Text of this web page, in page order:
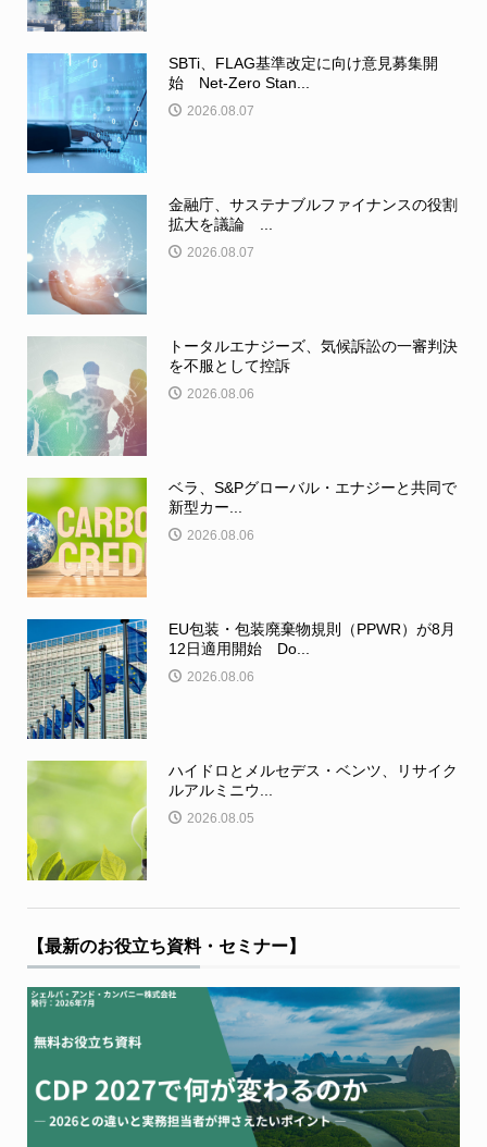
SBTi、FLAG基準改定に向け意見募集開
始 Net-Zero Stan...
2026.08.07
金融庁、サステナブルファイナンスの役割
拡大を議論 ...
2026.08.07
トータルエナジーズ、気候訴訟の一審判決
を不服として控訴
2026.08.06
ベラ、S&Pグローバル・エナジーと共同で
新型カー...
2026.08.06
EU包装・包装廃棄物規則（PPWR）が8月
12日適用開始 Do...
2026.08.06
ハイドロとメルセデス・ベンツ、リサイク
ルアルミニウ...
2026.08.05
【最新のお役立ち資料・セミナー】